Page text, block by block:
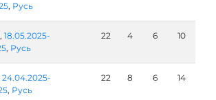
, Русь
18.05.2025-
, Русь
22 4 6 10
24.04.2025-
, Русь
22 8 6 14